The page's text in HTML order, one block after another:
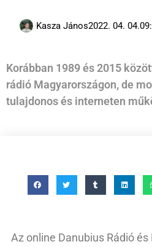
Kasza János2022. 04. 04.
Korábban 1989 és 2015
rádió Magyarországon, de
tulajdonos és interneten
Az online Danubius Rádió és